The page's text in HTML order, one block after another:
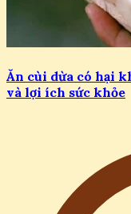
Ăn cùi dừa có hại
và lợi ích sức khỏe